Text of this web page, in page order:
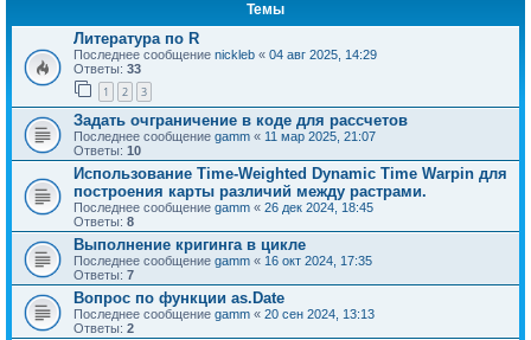
Темы
Литература по R
Последнее сообщение nickleb « 04 авг 2025, 14:29
Ответы: 33
1 2 3
Задать очграничение в коде для рассчетов
Последнее сообщение gamm « 11 мар 2025, 21:07
Ответы: 10
Использование Time-Weighted Dynamic Time Warpin для
построения карты различий между растрами.
Последнее сообщение gamm « 26 дек 2024, 18:45
Ответы: 8
Выполнение кригинга в цикле
Последнее сообщение gamm « 16 окт 2024, 17:35
Ответы: 7
Вопрос по функции as.Date
Последнее сообщение gamm « 20 сен 2024, 13:13
Ответы: 2